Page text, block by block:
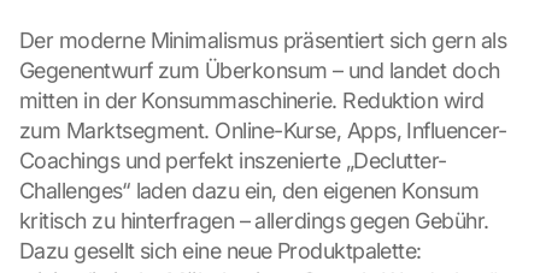
Der moderne Minimalismus präsentiert sich gern als
Gegenentwurf zum Überkonsum – und landet doch
mitten in der Konsummaschinerie. Reduktion wird
zum Marktsegment. Online-Kurse, Apps, Influencer-
Coachings und perfekt inszenierte „Declutter-
Challenges“ laden dazu ein, den eigenen Konsum
kritisch zu hinterfragen – allerdings gegen Gebühr.
Dazu gesellt sich eine neue Produktpalette: